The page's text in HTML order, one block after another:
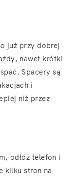
już przy dobrej
nawet krótki
Spacery są
i
niż przez
odłóż telefon i
kilku stron na